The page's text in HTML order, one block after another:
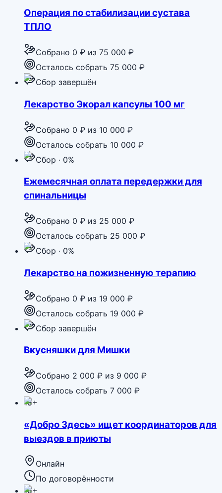
Операция по стабилизации сустава
ТПЛО
Собрано 0 ₽ из 75 000 ₽
Осталось собрать 75 000 ₽
Сбор завершён
Лекарство Экорал капсулы 100 мг
Собрано 0 ₽ из 10 000 ₽
Осталось собрать 10 000 ₽
Сбор · 0%
Ежемесячная оплата передержки для
спинальницы
Собрано 0 ₽ из 25 000 ₽
Осталось собрать 25 000 ₽
Сбор · 0%
Лекарство на пожизненную терапию
Собрано 0 ₽ из 19 000 ₽
Осталось собрать 19 000 ₽
Сбор завершён
Вкусняшки для Мишки
Собрано 2 000 ₽ из 9 000 ₽
Осталось собрать 7 000 ₽
18+
«Добро Здесь» ищет координаторов для
выездов в приюты
Онлайн
По договорённости
16+